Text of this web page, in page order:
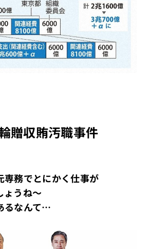
贈収賄汚職事件
専務でとにかく仕事が
ょうね～
るなんて…